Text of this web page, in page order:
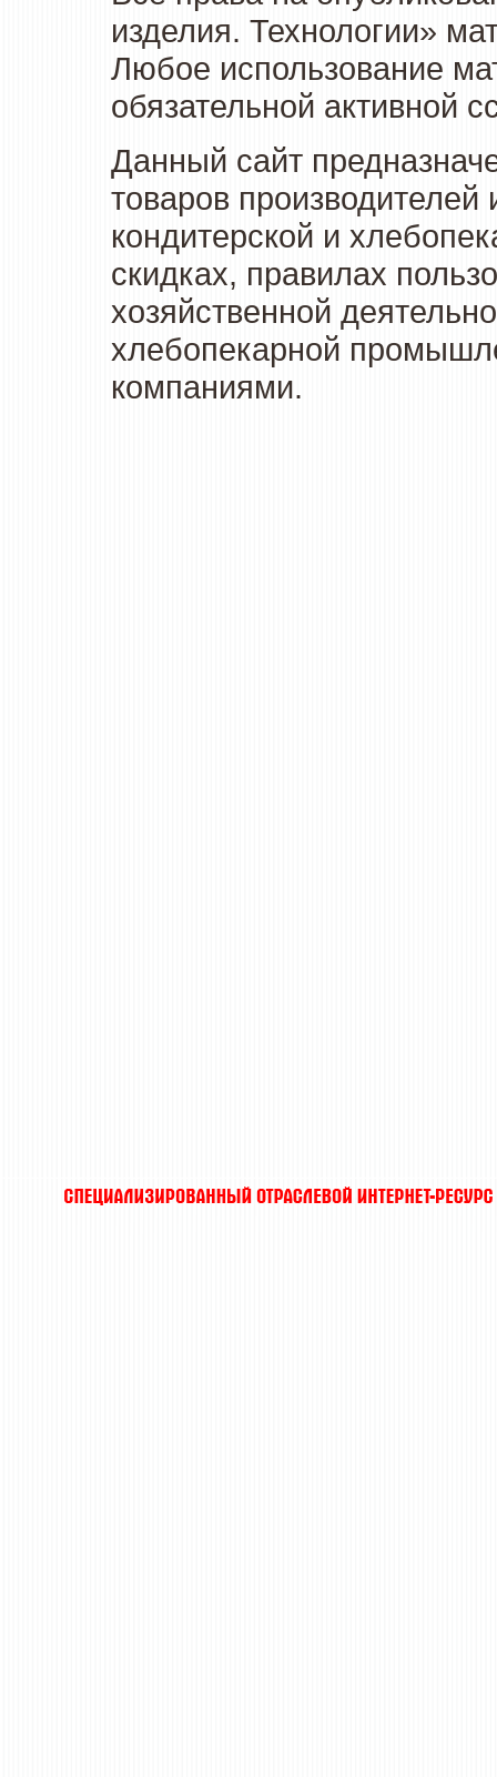
изделия. Технологии»
Любое использование
обязательной активной
Данный сайт
товаров
кондитерской и
скидках, правилах
хозяйственной
хлебопекарной
компаниями.